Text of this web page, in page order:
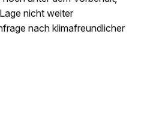
nicht weiter
nach klimafreundlicher